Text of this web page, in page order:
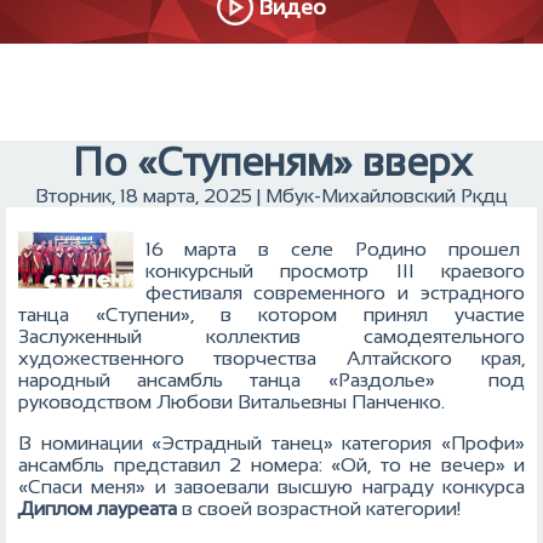
Видео
По «Ступеням» вверх
Вторник, 18 марта, 2025 | Мбук-Михайловский Ркдц
16 марта в селе Родино прошел
конкурсный просмотр III краевого
фестиваля современного и эстрадного
танца «Ступени», в котором принял участие
Заслуженный коллектив самодеятельного
художественного творчества Алтайского края,
народный ансамбль танца «Раздолье» под
руководством Любови Витальевны Панченко.
В номинации «Эстрадный танец» категория «Профи»
ансамбль представил 2 номера: «Ой, то не вечер» и
«Спаси меня» и завоевали высшую награду конкурса
Диплом лауреата в своей возрастной категории!